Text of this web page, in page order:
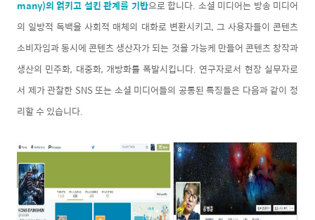
many)의 얽키고 설킨 관계를 기반으로 합니다. 소셜 미디어는 방송 미디어
의 일방적 독백을 사회적 매체의 대화로 변환시키고, 그 사용자들이 콘텐츠
소비자임과 동시에 콘텐츠 생산자가 되는 것을 가능케 만들어 콘텐츠 창작과
생산의 민주화, 대중화, 개방화를 폭발시킵니다. 연구자로서 현장 실무자로
서 제가 관찰한 SNS 또는 소셜 미디어들의 공통된 특징들은 다음과 같이 정
리할 수 있습니다.